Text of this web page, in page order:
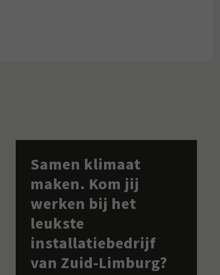
Samen klimaat
maken. Kom jij
werken bij het
leukste
installatiebedrijf
van Zuid-Limburg?